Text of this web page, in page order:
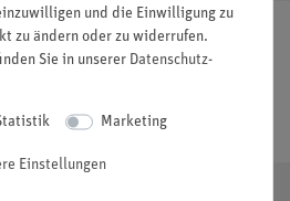
und die Einwilligung zu
zu ändern oder zu widerrufen.
Sie in unserer Daten­schutz­
Marketing
Einstellungen